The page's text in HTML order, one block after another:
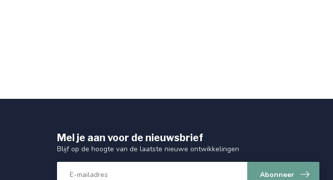
Mel je aan voor de nieuwsbrief
Blijf op de hoogte van de laatste nieuwe ontwikkelingen
Abonneer